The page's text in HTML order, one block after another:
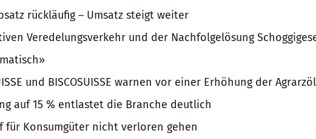
rückläufig – Umsatz steigt weiter
Veredelungsverkehr und der Nachfolgelösung
und BISCOSUISSE warnen vor einer Erhöhung der
auf 15 % entlastet die Branche deutlich
für Konsumgüter nicht verloren gehen